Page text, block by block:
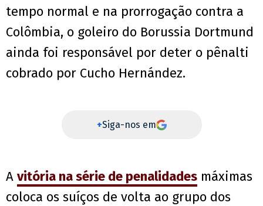
tempo normal e na prorrogação contra a
Colômbia, o goleiro do Borussia Dortmund
ainda foi responsável por deter o pênalti
cobrado por Cucho Hernández.
+Siga-nos em
A vitória na série de penalidades máximas
coloca os suíços de volta ao grupo dos